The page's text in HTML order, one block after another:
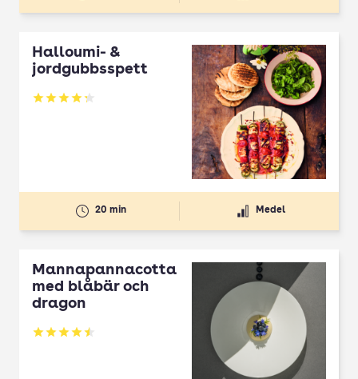
Halloumi- &
jordgubbsspett
Betyg: 4.3 av 5
20 min Medel
Mannapannacotta
med blåbär och
dragon
Betyg: 4.5 av 5